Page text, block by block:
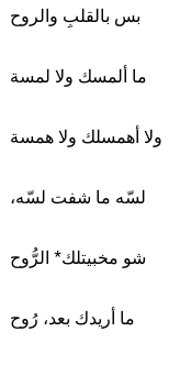
بس بالقلبِ والروح
ما ألمسك ولا لمسة
ولا أهمسلك ولا همسة
،لسّه ما شفت لسّه
شو مخبيتلك* الرُّوح
ما أريدك بعد، رُوح